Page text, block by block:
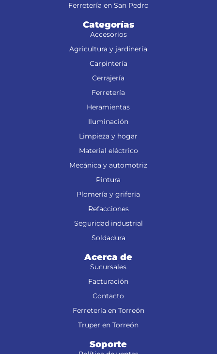
Ferretería en San Pedro
Categorías
Accesorios
Agricultura y jardinería
Carpintería
Cerrajería
Ferretería
Heramientas
Iluminación
Limpieza y hogar
Material eléctrico
Mecánica y automotriz
Pintura
Plomería y grifería
Refacciones
Seguridad industrial
Soldadura
Acerca de
Sucursales
Facturación
Contacto
Ferretería en Torreón
Truper en Torreón
Soporte